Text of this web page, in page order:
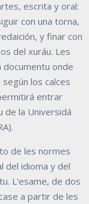
escrita y oral:
con una torna,
y finar con
del xuráu. Les
onde
según los calces
entrar
de la Universidá
de les normes
del idioma y del
L'esame, de dos
a partir de les